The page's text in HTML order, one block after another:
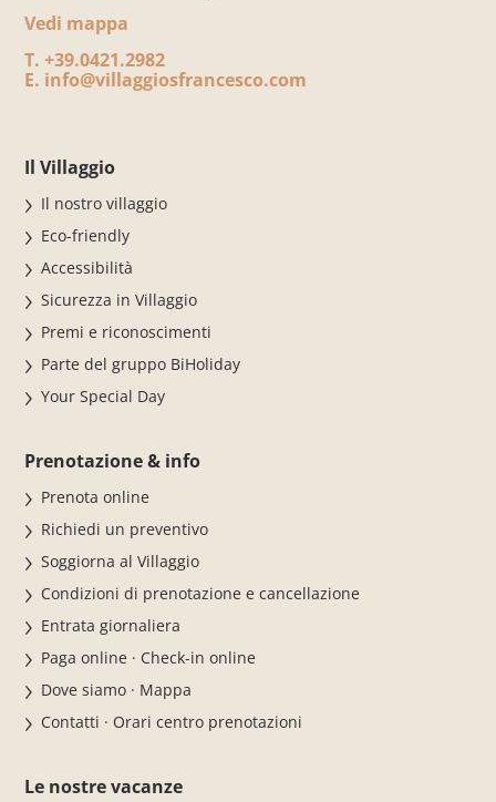
Vedi mappa
T. +39.0421.2982
E. info@villaggiosfrancesco.com
Il Villaggio
Il nostro villaggio
Eco-friendly
Accessibilità
Sicurezza in Villaggio
Premi e riconoscimenti
Parte del gruppo BiHoliday
Your Special Day
Prenotazione & info
Prenota online
Richiedi un preventivo
Soggiorna al Villaggio
Condizioni di prenotazione e cancellazione
Entrata giornaliera
Paga online · Check-in online
Dove siamo · Mappa
Contatti · Orari centro prenotazioni
Le nostre vacanze